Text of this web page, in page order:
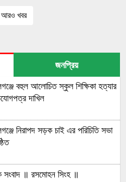
আরও খবর
জনপ্রিয়
বহুল আলোচিত স্কুল শিক্ষিকা হত্যার
দাখিল
নিরাপদ সড়ক চাই এর পরিচিতি সভা
সংবাদ ॥ রসমোহন সিংহ ॥